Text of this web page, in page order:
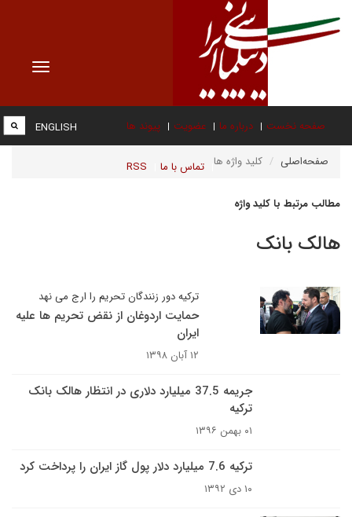
Toggle
صفحه نخست درباره ما عضویت پیوند ها
تماس با ما RSS
ENGLISH
صفحه‌اصلی کلید واژه ها
مطالب مرتبط با کلید واژه
هالک بانک
ترکیه دور زنندگان تحریم را ارج می نهد
حمایت اردوغان از نقض تحریم ها علیه
ایران
۱۲ آبان ۱۳۹۸
جریمه 37.5 میلیارد دلاری در انتظار هالک بانک
ترکیه
۰۱ بهمن ۱۳۹۶
ترکیه 7.6 میلیارد دلار پول گاز ایران را پرداخت کرد
۱۰ دی ۱۳۹۲